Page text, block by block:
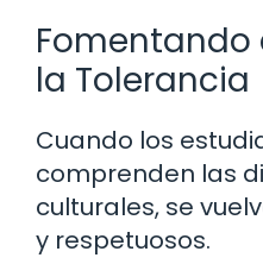
Fomentando
la Tolerancia
Cuando los
comprenden las
culturales, se
y respetuosos.